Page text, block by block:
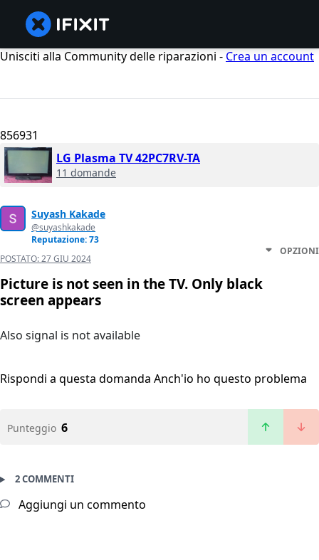
Unisciti alla Community delle riparazioni - Crea un account
856931
LG Plasma TV 42PC7RV-TA
11 domande
Suyash Kakade
@suyashkakade
Reputazione: 73
POSTATO:27 GIU 2024
OPZIONI
Picture is not seen in the TV. Only black
screen appears
Also signal is not available
Rispondi a questa domanda Anch'io ho questo problema
Punteggio 6
2 COMMENTI
Aggiungi un commento